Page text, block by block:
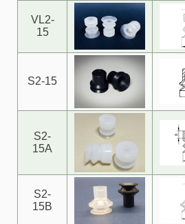
VL2-
15
S2-15
S2-
15A
S2-
15B